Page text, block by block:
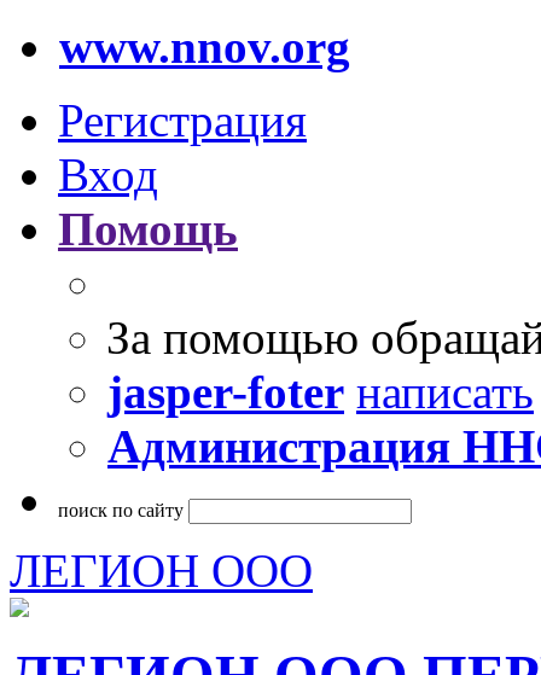
www.nnov.org
Регистрация
Вход
Помощь
За помощью
jasper-foter написать
Администрация
поиск по сайту
ЛЕГИОН ООО